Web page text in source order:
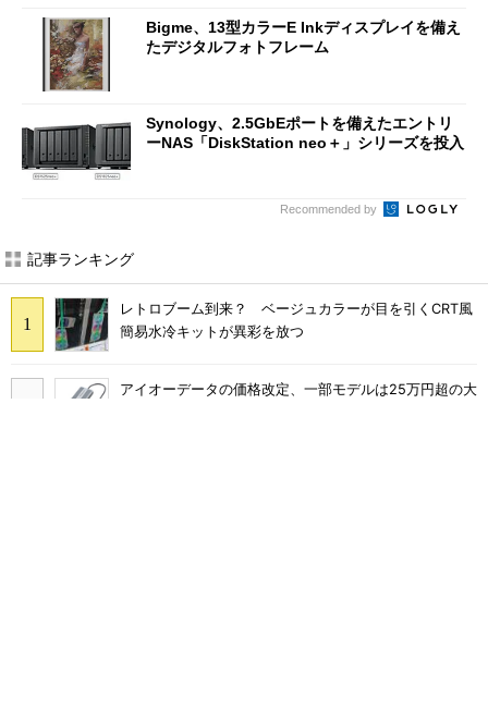
Bigme、13型カラーE Inkディスプレイを備え
たデジタルフォトフレーム
Synology、2.5GbEポートを備えたエントリ
ーNAS「DiskStation neo＋」シリーズを投入
Recommended by
記事ランキング
レトロブーム到来？ ベージュカラーが目を引くCRT風
簡易水冷キットが異彩を放つ
アイオーデータの価格改定、一部モデルは25万円超の大